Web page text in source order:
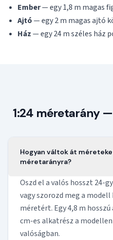
Ember— egy 1,8 m magas
Ajtó— egy 2 m magas ajtó
Ház— egy 24 m széles ház
1:24 méretarány
Hogyan váltok át
méretarányra?
Oszd el a valós hosszt 24-
vagy szorozd meg a
méretért. Egy 4,8 m hosszú
cm-es alkatrész a
valóságban.